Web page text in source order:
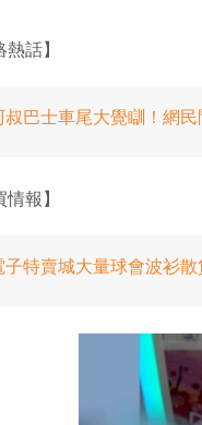
熱話】
叔巴士車尾大覺瞓！網民
情報】
子特賣城大量球會波衫